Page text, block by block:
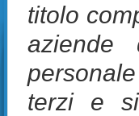
titolo
aziende
terzi e